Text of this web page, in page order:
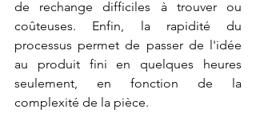
de rechange difficiles à trouver ou
coûteuses. Enfin, la rapidité du
processus permet de passer de l'idée
au produit fini en quelques heures
seulement, en fonction de la
complexité de la pièce.